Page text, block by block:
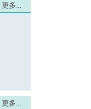
更多...
更多...